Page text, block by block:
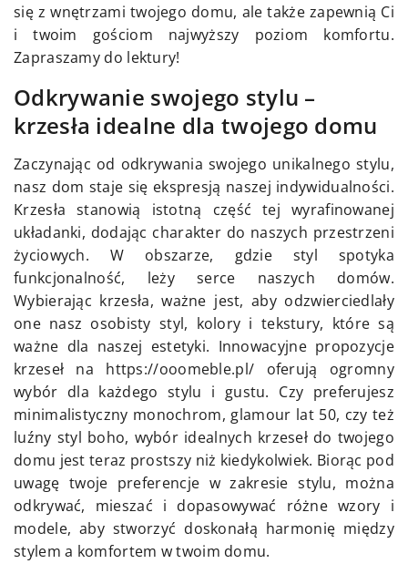
się z wnętrzami twojego domu, ale także zapewnią Ci
i twoim gościom najwyższy poziom komfortu.
Zapraszamy do lektury!
Odkrywanie swojego stylu –
krzesła idealne dla twojego domu
Zaczynając od odkrywania swojego unikalnego stylu,
nasz dom staje się ekspresją naszej indywidualności.
Krzesła stanowią istotną część tej wyrafinowanej
układanki, dodając charakter do naszych przestrzeni
życiowych. W obszarze, gdzie styl spotyka
funkcjonalność, leży serce naszych domów.
Wybierając krzesła, ważne jest, aby odzwierciedlały
one nasz osobisty styl, kolory i tekstury, które są
ważne dla naszej estetyki. Innowacyjne propozycje
krzeseł na https://ooomeble.pl/ oferują ogromny
wybór dla każdego stylu i gustu. Czy preferujesz
minimalistyczny monochrom, glamour lat 50, czy też
luźny styl boho, wybór idealnych krzeseł do twojego
domu jest teraz prostszy niż kiedykolwiek. Biorąc pod
uwagę twoje preferencje w zakresie stylu, można
odkrywać, mieszać i dopasowywać różne wzory i
modele, aby stworzyć doskonałą harmonię między
stylem a komfortem w twoim domu.